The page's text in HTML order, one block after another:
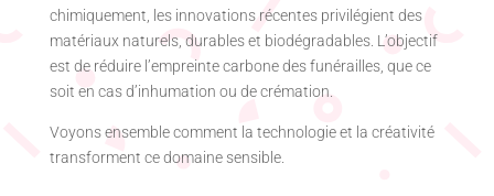
chimiquement, les innovations récentes privilégient des
matériaux naturels, durables et biodégradables. L’objectif
est de réduire l’empreinte carbone des funérailles, que ce
soit en cas d’inhumation ou de crémation.
Voyons ensemble comment la technologie et la créativité
transforment ce domaine sensible.